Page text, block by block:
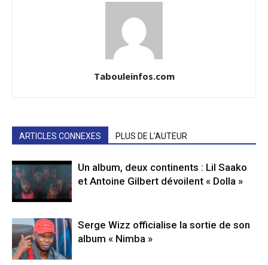
Tabouleinfos.com
ARTICLES CONNEXES PLUS DE L'AUTEUR
Un album, deux continents : Lil Saako
et Antoine Gilbert dévoilent « Dolla »
Serge Wizz officialise la sortie de son
album « Nimba »